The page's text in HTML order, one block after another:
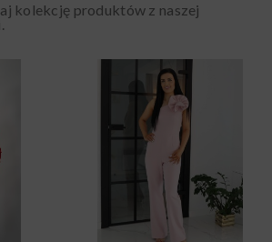
kolekcję produktów z naszej